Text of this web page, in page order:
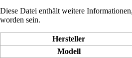
Diese Datei enthält weitere
worden sein.
Hersteller
Modell